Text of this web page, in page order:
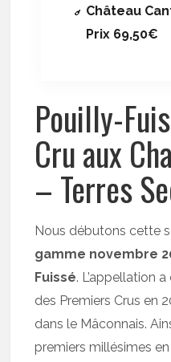
Château
Prix 69,50€
Pouilly-
Cru aux
– Terres
Nous débutons cette
gamme novembre
Fuissé. L’appellation
des Premiers Crus en
dans le Mâconnais.
premiers millésimes en